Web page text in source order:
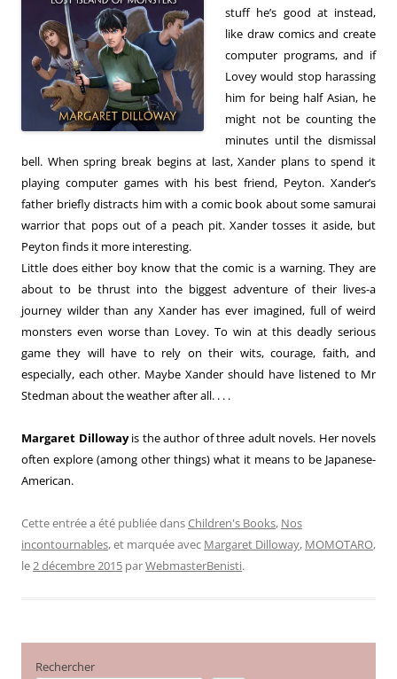
stuff he’s good at instead,
like draw comics and create
computer programs, and if
Lovey would stop harassing
him for being half Asian, he
might not be counting the
minutes until the dismissal
bell. When spring break begins at last, Xander plans to spend it
playing computer games with his best friend, Peyton. Xander’s
father briefly distracts him with a comic book about some samurai
warrior that pops out of a peach pit. Xander tosses it aside, but
Peyton finds it more interesting.
Little does either boy know that the comic is a warning. They are
about to be thrust into the biggest adventure of their lives-a
journey wilder than any Xander has ever imagined, full of weird
monsters even worse than Lovey. To win at this deadly serious
game they will have to rely on their wits, courage, faith, and
especially, each other. Maybe Xander should have listened to Mr
Stedman about the weather after all. . . .
Margaret Dillowayis the author of three adult novels. Her novels
often explore (among other things) what it means to be Japanese-
American.
Cette entrée a été publiée dansChildren's Books, Nos
incontournables, et marquée avec Margaret Dilloway, MOMOTARO,
le2 décembre 2015 parWebmasterBenisti.
Rechercher